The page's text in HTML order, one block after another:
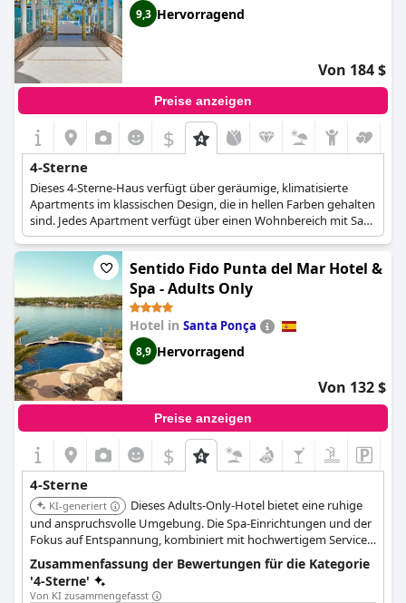
9,3 Hervorragend
Von 184 $
Preise anzeigen
$
4-Sterne
Dieses 4-Sterne-Haus verfügt über geräumige, klimatisierte
Apartments im klassischen Design, die in hellen Farben gehalten
sind. Jedes Apartment verfügt über einen Wohnbereich mit Sat-
TV und eine Küche mit Mikrowelle, Kühlschrank und
Geschirrspüler.
Sentido Fido Punta del Mar Hotel &
Spa - Adults Only
Hotel in Santa Ponça
8,9 Hervorragend
Von 132 $
Preise anzeigen
$
4-Sterne
KI-generiert
Dieses Adults-Only-Hotel bietet eine ruhige
und anspruchsvolle Umgebung. Die Spa-Einrichtungen und der
Fokus auf Entspannung, kombiniert mit hochwertigem Service,
sorgen für einen komfortablen und erholsamen Aufenthalt.
Zusammenfassung der Bewertungen für die Kategorie
'4-Sterne'
Von KI zusammengefasst